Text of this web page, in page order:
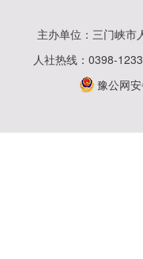
主办单位：三门峡
人社热线：0398-
豫公网